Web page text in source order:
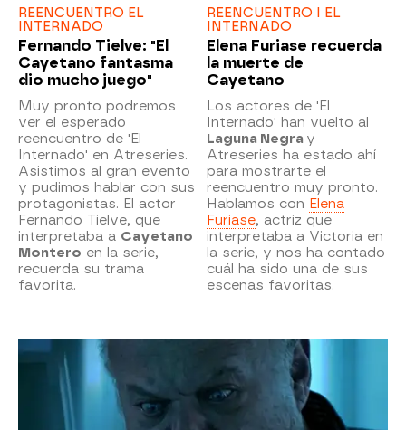
REENCUENTRO EL
INTERNADO
Fernando Tielve: "El
Cayetano fantasma
dio mucho juego"
Muy pronto podremos
ver el esperado
reencuentro de 'El
Internado' en Atreseries.
Asistimos al gran evento
y pudimos hablar con sus
protagonistas. El actor
Fernando Tielve, que
interpretaba a Cayetano
Montero en la serie,
recuerda su trama
favorita.
REENCUENTRO I EL
INTERNADO
Elena Furiase recuerda
la muerte de
Cayetano
Los actores de 'El
Internado' han vuelto al
Laguna Negra y
Atreseries ha estado ahí
para mostrarte el
reencuentro muy pronto.
Hablamos con Elena
Furiase, actriz que
interpretaba a Victoria en
la serie, y nos ha contado
cuál ha sido una de sus
escenas favoritas.